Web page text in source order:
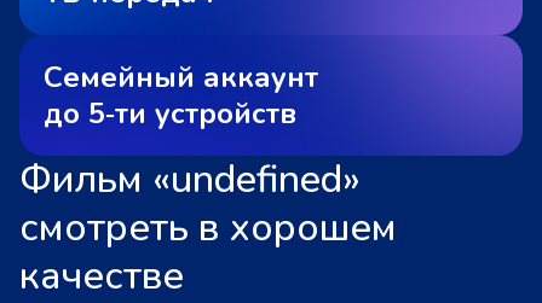
Семейный аккаунт
до 5‑ти устройств
Фильм «undefined»
смотреть в хорошем
качестве